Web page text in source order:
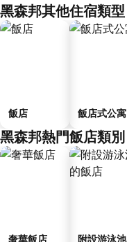
黑森邦其他住宿類型
飯店 飯店式公寓
黑森邦熱門飯店類別
奢華飯店
附設游泳池